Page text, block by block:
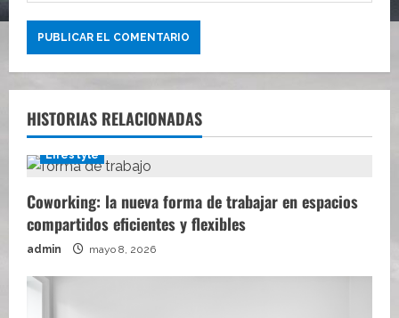
HISTORIAS RELACIONADAS
Lifestyle
Coworking: la nueva forma de trabajar en espacios
compartidos eficientes y flexibles
admin mayo 8, 2026